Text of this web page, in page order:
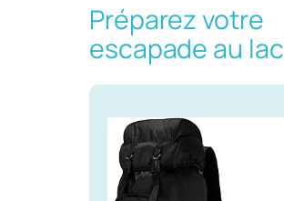
Préparez votre
escapade au lac